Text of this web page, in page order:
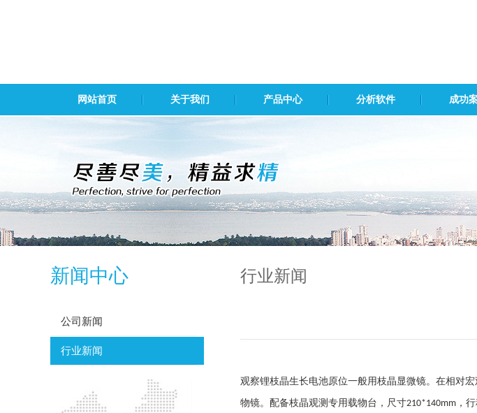
网站首页 关于我们 产品中心 分析软件 成功
新闻中心
公司新闻
行业新闻
行业新闻
观察锂枝晶生长电池原位一般用枝晶显微镜。在相对
物镜。 配备枝晶观测专用载物台，尺寸210*140mm ，